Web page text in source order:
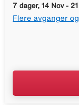
7 dager, 14 Nov -
Flere avganger